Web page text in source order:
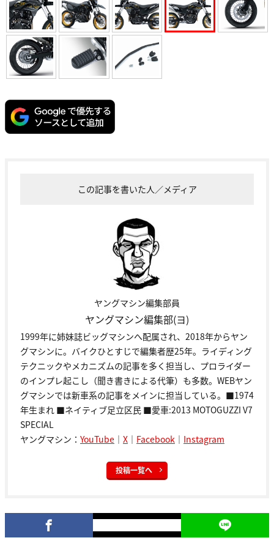
この記事を書いた人／メディア
ヤングマシン編集部員
ヤングマシン編集部(ヨ)
1999年に姉妹誌ビッグマシンへ配属され、2018年からヤン
グマシンに。バイクひとすじで編集者歴25年。ライディング
テクニックやメカニズムの記事を多く担当し、プロライダー
のインプレ起こし（聞き書きによる代筆）も多数。WEBヤン
グマシンでは新車系の記事をメインに担当している。■1974
年生まれ ■ネイティブ足立区民 ■愛車:2013 MOTOGUZZI V7
SPECIAL
ヤングマシン： YouTube ｜ X ｜ Facebook ｜ Instagram
投稿一覧へ